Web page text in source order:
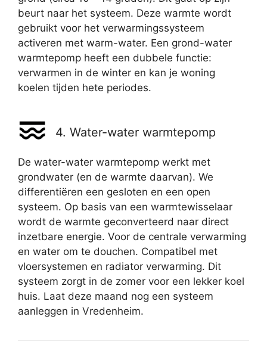
beurt naar het systeem. Deze warmte wordt
gebruikt voor het verwarmingssysteem
activeren met warm-water. Een grond-water
warmtepomp heeft een dubbele functie:
verwarmen in de winter en kan je woning
koelen tijden hete periodes.
4. Water-water warmtepomp
De water-water warmtepomp werkt met
grondwater (en de warmte daarvan). We
differentiëren een gesloten en een open
systeem. Op basis van een warmtewisselaar
wordt de warmte geconverteerd naar direct
inzetbare energie. Voor de centrale verwarming
en water om te douchen. Compatibel met
vloersystemen en radiator verwarming. Dit
systeem zorgt in de zomer voor een lekker koel
huis. Laat deze maand nog een systeem
aanleggen in Vredenheim.